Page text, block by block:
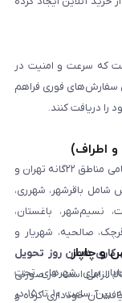
که سرعت و امنیت در
سفارش‌های فوری فراهم
دریافت کنند.
اطراف)
ارسال از طریق پیک موتوری در گوشی آنلاین شامل تمامی مناطق ۲۲گانه تهران و
باقرشهر، شهرری،
نسیم‌شهر، باغستان،
صالحیه، شهریار و
همان روز تحویل
الزامی است. در صورتی
آن خودداری کرده و
و چاپار
برای شهرهای تحت
پوشش این شرکت‌ها فراهم است. سفارش‌هایی که بین ساعت ۱۰ تا ۱۵ در